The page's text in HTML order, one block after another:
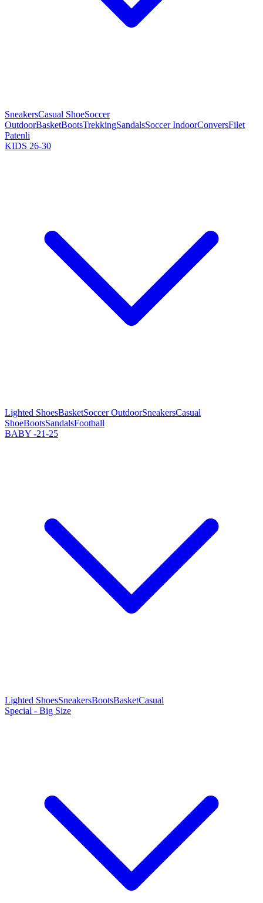
SneakersCasual ShoeSoccer
OutdoorBasketBootsTrekkingSandalsSoccer IndoorConversFilet
Patenli
KIDS 26-30
Lighted ShoesBasketSoccer OutdoorSneakersCasual
ShoeBootsSandalsFootball
BABY -21-25
Lighted ShoesSneakersBootsBasketCasual
Special - Big Size